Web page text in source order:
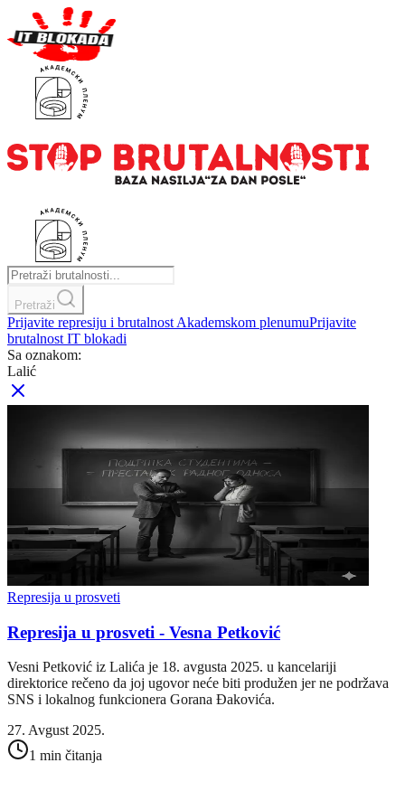
Pretraži
Prijavite represiju i brutalnost Akademskom plenumuPrijavite
brutalnost IT blokadi
Sa oznakom:
Lalić
Represija u prosveti
Represija u prosveti - Vesna Petković
Vesni Petković iz Lalića je 18. avgusta 2025. u kancelariji
direktorice rečeno da joj ugovor neće biti produžen jer ne podržava
SNS i lokalnog funkcionera Gorana Đakovića.
27. Avgust 2025.
1 min čitanja